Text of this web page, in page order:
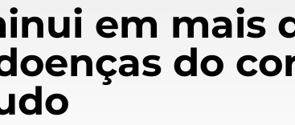
em mais
do